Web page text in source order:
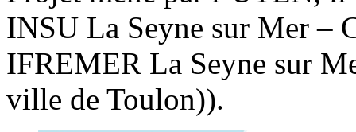
INSU La Seyne sur Mer –
IFREMER La Seyne sur
ville de Toulon)).